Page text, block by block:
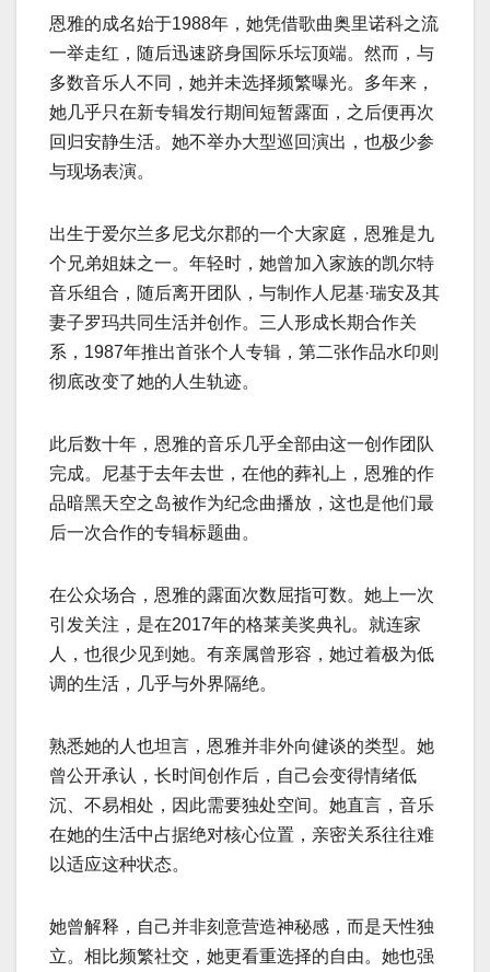
恩雅的成名始于1988年，她凭借歌曲奥里诺科之流
一举走红，随后迅速跻身国际乐坛顶端。然而，与
多数音乐人不同，她并未选择频繁曝光。多年来，
她几乎只在新专辑发行期间短暂露面，之后便再次
回归安静生活。她不举办大型巡回演出，也极少参
与现场表演。
出生于爱尔兰多尼戈尔郡的一个大家庭，恩雅是九
个兄弟姐妹之一。年轻时，她曾加入家族的凯尔特
音乐组合，随后离开团队，与制作人尼基·瑞安及其
妻子罗玛共同生活并创作。三人形成长期合作关
系，1987年推出首张个人专辑，第二张作品水印则
彻底改变了她的人生轨迹。
此后数十年，恩雅的音乐几乎全部由这一创作团队
完成。尼基于去年去世，在他的葬礼上，恩雅的作
品暗黑天空之岛被作为纪念曲播放，这也是他们最
后一次合作的专辑标题曲。
在公众场合，恩雅的露面次数屈指可数。她上一次
引发关注，是在2017年的格莱美奖典礼。就连家
人，也很少见到她。有亲属曾形容，她过着极为低
调的生活，几乎与外界隔绝。
熟悉她的人也坦言，恩雅并非外向健谈的类型。她
曾公开承认，长时间创作后，自己会变得情绪低
沉、不易相处，因此需要独处空间。她直言，音乐
在她的生活中占据绝对核心位置，亲密关系往往难
以适应这种状态。
她曾解释，自己并非刻意营造神秘感，而是天性独
立。相比频繁社交，她更看重选择的自由。她也强